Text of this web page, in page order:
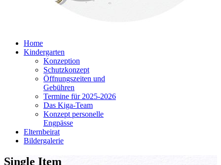
Home
Kindergarten
Konzeption
Schutzkonzept
Öffnungszeiten und
Gebühren
Termine für 2025-2026
Das Kiga-Team
Konzept personelle
Engpässe
Elternbeirat
Bildergalerie
Single Item